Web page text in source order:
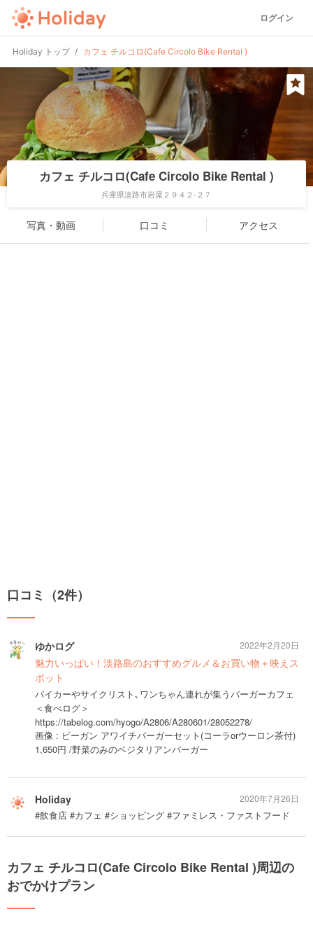
ログイン
Holiday トップ カフェ チルコロ(Cafe Circolo Bike Rental )
カフェ チルコロ(Cafe Circolo Bike Rental )
兵庫県淡路市岩屋２９４２-２７
写真・動画 口コミ アクセス
口コミ（2件）
ゆかログ
魅力いっぱい！淡路島のおすすめグルメ＆お買い物＋映えス
ポット
バイカーやサイクリスト､ワンちゃん連れが集うバーガーカフェ
＜食べログ＞
https://tabelog.com/hyogo/A2806/A280601/28052278/
画像 : ビーガン アワイチバーガーセット(コーラorウーロン茶付)
1,650円 /野菜のみのベジタリアンバーガー
2022年2月20日
Holiday
#飲食店 #カフェ #ショッピング #ファミレス・ファストフード
2020年7月26日
カフェ チルコロ(Cafe Circolo Bike Rental )周辺の
おでかけプラン